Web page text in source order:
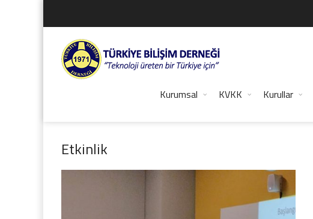
Kurumsal KVKK Kurullar
Etkinlik